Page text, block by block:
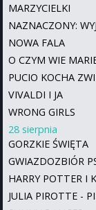
MARZYCIELKI
NAZNACZONY:
NOWA FALA
O CZYM WIE
PUCIO KOCHA
VIVALDI I JA
WRONG GIRLS
28 sierpnia
GORZKIE ŚWIĘTA
GWIAZDOZBIÓR
HARRY POTTER I
JULIA PIROTTE -